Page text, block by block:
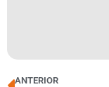
ANTERIOR